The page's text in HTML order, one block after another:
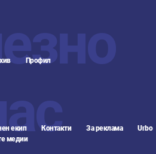
Профил
екип Контакти За реклама Urbo
медии